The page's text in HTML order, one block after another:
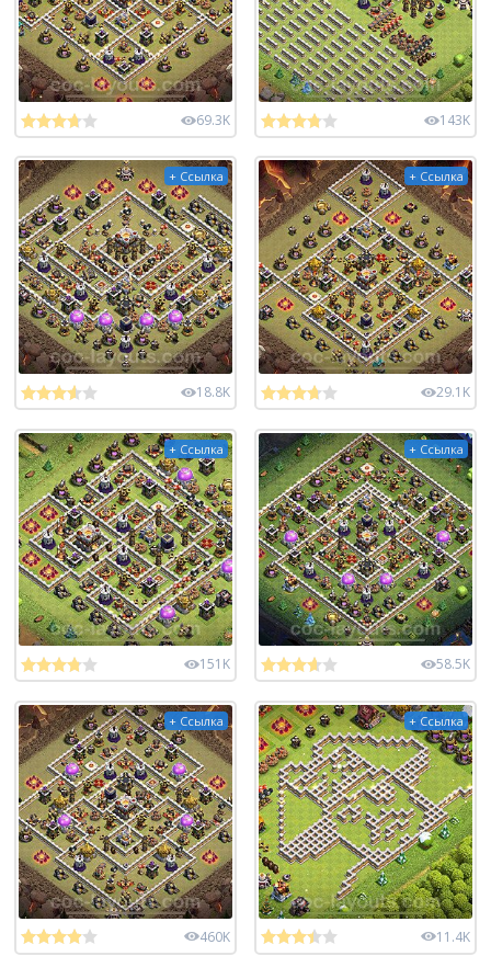
69.3K 143K
+ Ссылка
18.8K
+ Ссылка
29.1K
+ Ссылка
151K
+ Ссылка
58.5K
+ Ссылка
460K
+ Ссылка
11.4K